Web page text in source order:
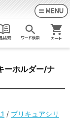
ーホルダー/ナ
/ プリキュアシリ